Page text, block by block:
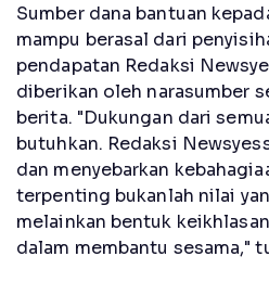
Sumber dana bantuan
mampu berasal dari
pendapatan Redaksi
diberikan oleh narasumber
berita. "Dukungan dari
butuhkan. Redaksi
dan menyebarkan
terpenting bukanlah nilai
melainkan bentuk
dalam membantu sesama,"